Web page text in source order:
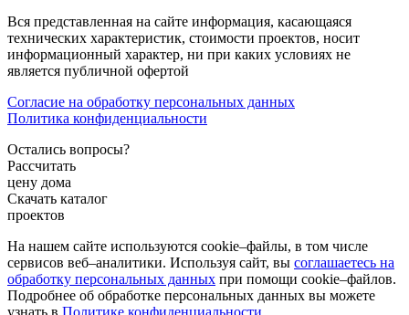
Вся представленная на сайте информация, касающаяся
технических характеристик, стоимости проектов, носит
информационный характер, ни при каких условиях не
является публичной офертой
Согласие на обработку персональных данных
Политика конфиденциальности
Остались вопросы?
Рассчитать
цену дома
Скачать каталог
проектов
На нашем сайте используются cookie–файлы, в том числе
сервисов веб–аналитики. Используя сайт, вы соглашаетесь на
обработку персональных данных при помощи cookie–файлов.
Подробнее об обработке персональных данных вы можете